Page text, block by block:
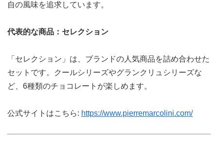
自の風味を追求しています。
代表的な商品：セレクション
「セレクション」は、ブランドの人気商品を詰め合わせた
セットです。クールシリーズやグランクリュシリーズな
ど、6種類のチョコレートが楽しめます。
公式サイトはこちら: https://www.pierremarcolini.com/